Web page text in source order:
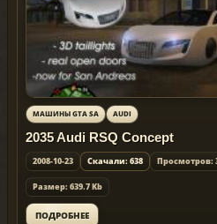
МАШИНЫ GTA SA AUDI
2035 Audi RSQ Concept
2008-10-23 Скачали: 638 Просмотров:
Размер: 639.7 Kb
ПОДРОБНЕЕ